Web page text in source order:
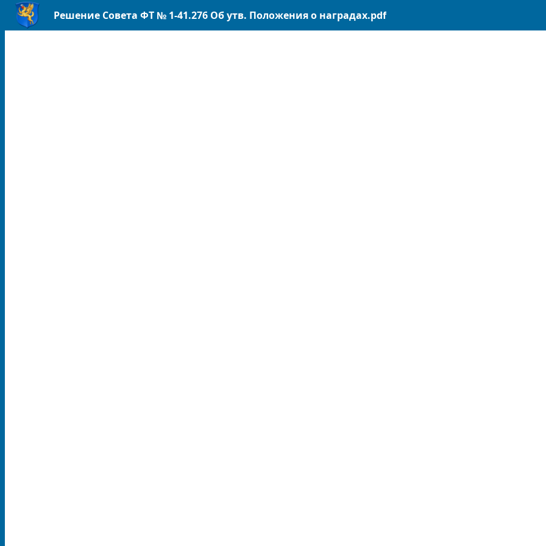
Решение Совета ФТ № 1-41.276 Об утв. Положения о наградах.pdf